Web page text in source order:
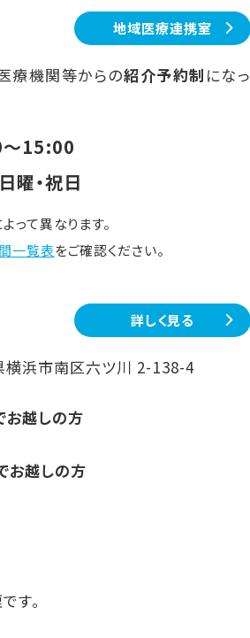
地域医療連携室
療機関等からの紹介予約制 になっ
15:00
曜・祝日
って異なります。
一覧表をご確認ください。
詳しく見る
横浜市南区六ツ川 2-138-4
お越しの方
お越しの方
す。